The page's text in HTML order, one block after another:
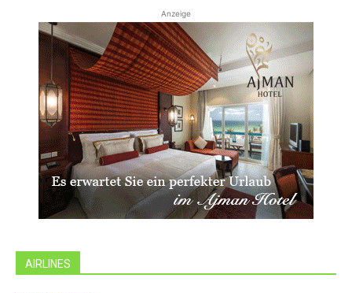
Anzeige
AIRLINES